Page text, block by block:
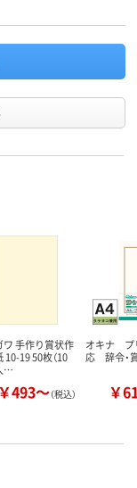
ワ 手作り賞状作
10-19 50枚（10
…
￥493～（税込）
オキナ プ
応 辞令・
￥